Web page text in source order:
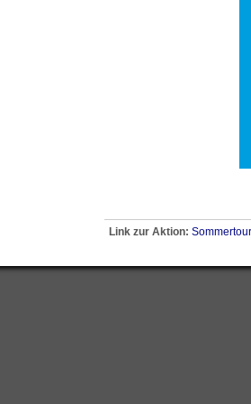
Link zur Aktion: Sommertour